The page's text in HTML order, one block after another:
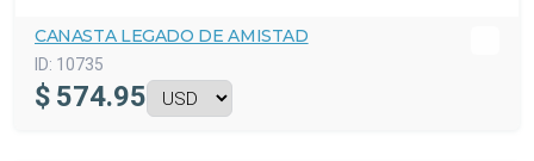
CANASTA LEGADO DE AMISTAD
ID: 10735
$ 574.95